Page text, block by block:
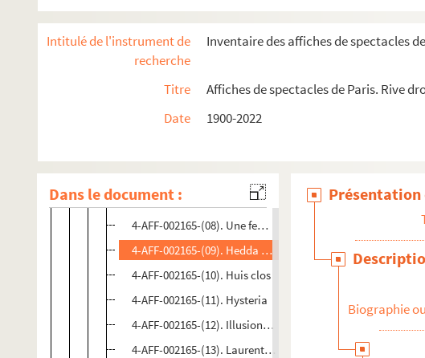
Intitulé de l'instrument de
recherche
Inventaire des affiches de spectacles
Titre
Affiches de spectacles de Paris. Rive
Date
1900-2022
Dans le document :
Direction Robert Hossein
Spectacles
4-AFF-002165-(03). Crime et châtiment
4-AFF-002165-(04). La dame aux camélias
4-AFF-002165-(06). Demaison. Deuxième acte
4-AFF-002165-(07). Elvire
4-AFF-002165-(08). Une femme parfaite
4-AFF-002165-(09). Hedda Gabler
4-AFF-002165-(10). Huis clos
4-AFF-002165-(11). Hysteria
4-AFF-002165-(12). Illusion, tout n'est qu'illusion
4-AFF-002165-(13). Laurent Gerra
Présentation
Biographie